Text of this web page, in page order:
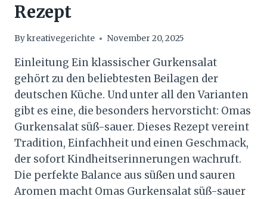
Rezept
Bykreativegerichte November 20, 2025
Einleitung Ein klassischer Gurkensalat
gehört zu den beliebtesten Beilagen der
deutschen Küche. Und unter all den Varianten
gibt es eine, die besonders hervorsticht: Omas
Gurkensalat süß-sauer. Dieses Rezept vereint
Tradition, Einfachheit und einen Geschmack,
der sofort Kindheitserinnerungen wachruft.
Die perfekte Balance aus süßen und sauren
Aromen macht Omas Gurkensalat süß-sauer